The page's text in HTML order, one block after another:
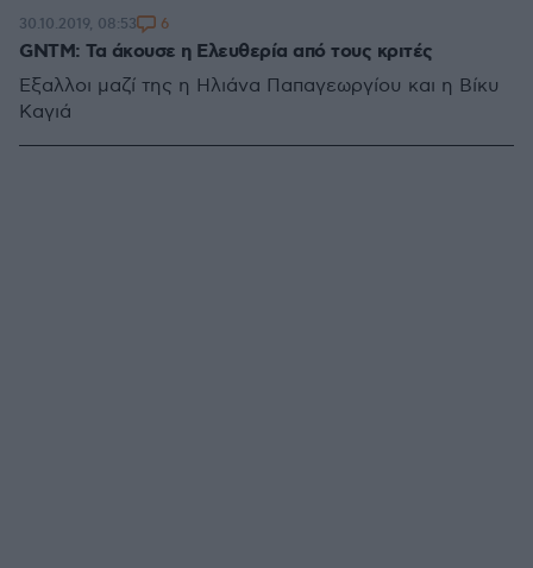
GNTM: Τα άκουσε η Ελευθερία από τους κριτές
Έξαλλοι μαζί της η Ηλιάνα Παπαγεωργίου και η Βίκυ
Καγιά
30.10.2019, 08:53 6